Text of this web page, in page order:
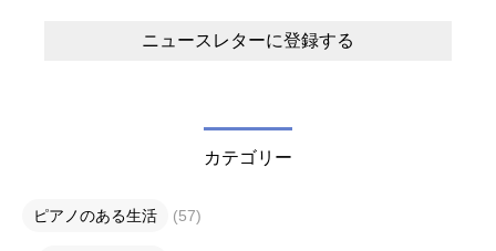
カテゴリー
ピアノのある生活 (57)